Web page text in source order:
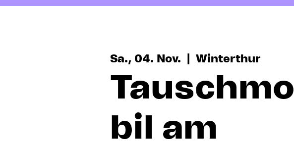
Sa., 04. Nov. Winterthur
Tauschmo
bil am